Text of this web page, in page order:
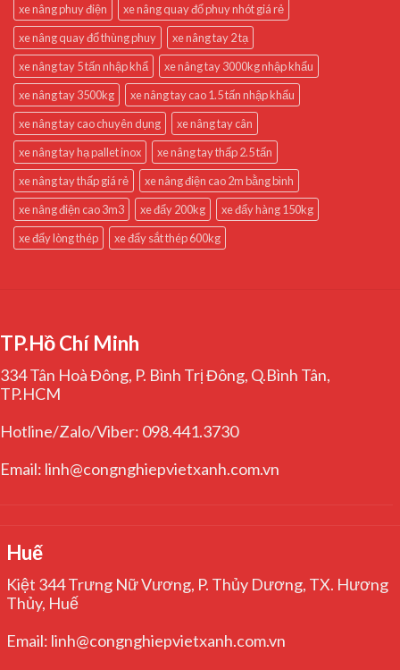
xe nâng phuy điện
xe nâng quay đổ phuy nhót giá rẻ
xe nâng quay đổ thùng phuy
xe nâng tay 2 tạ
xe nâng tay 5 tấn nhập khẩ
xe nâng tay 3000kg nhập khẩu
xe nâng tay 3500kg
xe nâng tay cao 1.5 tấn nhập khẩu
xe nâng tay cao chuyên dụng
xe nâng tay cân
xe nâng tay hạ pallet inox
xe nâng tay thấp 2.5 tấn
xe nâng tay thấp giá rẻ
xe nâng điện cao 2m bằng bình
xe nâng điện cao 3m3
xe đẩy 200kg
xe đẩy hàng 150kg
xe đẩy lòng thép
xe đẩy sắt thép 600kg
TP.Hồ Chí Minh
334 Tân Hoà Đông, P. Bình Trị Đông, Q.Bình Tân,
TP.HCM
Hotline/Zalo/Viber: 098.441.3730
Email: linh@congnghiepvietxanh.com.vn
Huế
Kiệt 344 Trưng Nữ Vương, P. Thủy Dương, TX. Hương
Thủy, Huế
Email: linh@congnghiepvietxanh.com.vn